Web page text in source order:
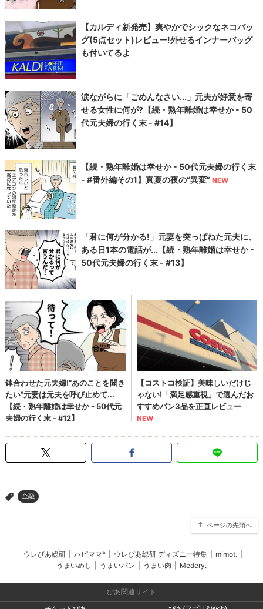
> 金融
ページの先頭へ
ウレぴあ総研 ハピママ* ウレぴあ総研 ディズニー特集 mimot.
うまいめし
うまいパン うまい肉 Medery.
ぴあ関連サイト